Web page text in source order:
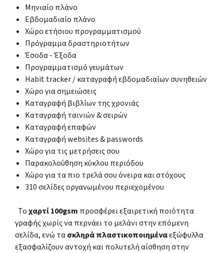
Μηνιαίο πλάνο
Εβδομαδιαίο πλάνο
Χώρο ετήσιου προγραμματισμού
Πρόγραμμα δραστηριοτήτων
Έσοδα - Έξοδα
Προγραμματισμό γευμάτων
Habit tracker / καταγραφή εβδομαδιαίων συνηθειών
Χώρο για σημειώσεις
Καταγραφή βιβλίων της χρονιάς
Καταγραφή ταινιών & σειρών
Καταγραφή επαφών
Καταγραφή websites & passwords
Χώρο για τις μετρήσεις σου
Παρακολούθηση κύκλου περιόδου
Χώρο για τα πιο τρελά σου όνειρα και στόχους
310 σελίδες οργανωμένου περιεχομένου
Τοχαρτί 100gsm προσφέρει εξαιρετική ποιότητα
γραφής χωρίς να περνάει το μελάνι στην επόμενη
σελίδα, ενώ τασκληρά πλαστικοποιημέναεξώφυλλα
εξασφαλίζουν αντοχή και πολυτελή αίσθηση στην